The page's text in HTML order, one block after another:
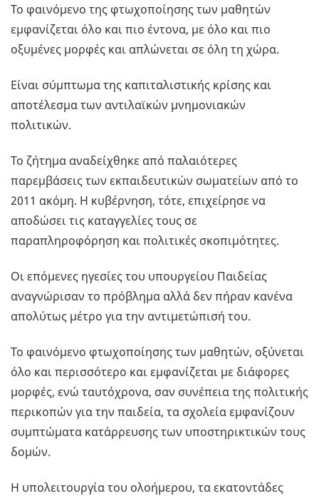
Το φαινόμενο της φτωχοποίησης των μαθητών
εμφανίζεται όλο και πιο έντονα, με όλο και πιο
οξυμένες μορφές και απλώνεται σε όλη τη χώρα.
Είναι σύμπτωμα της καπιταλιστικής κρίσης και
αποτέλεσμα των αντιλαϊκών μνημονιακών
πολιτικών.
Το ζήτημα αναδείχθηκε από παλαιότερες
παρεμβάσεις των εκπαιδευτικών σωματείων από το
2011 ακόμη. Η κυβέρνηση, τότε, επιχείρησε να
αποδώσει τις καταγγελίες τους σε
παραπληροφόρηση και πολιτικές σκοπιμότητες.
Οι επόμενες ηγεσίες του υπουργείου Παιδείας
αναγνώρισαν το πρόβλημα αλλά δεν πήραν κανένα
απολύτως μέτρο για την αντιμετώπισή του.
Το φαινόμενο φτωχοποίησης των μαθητών, οξύνεται
όλο και περισσότερο και εμφανίζεται με διάφορες
μορφές, ενώ ταυτόχρονα, σαν συνέπεια της πολιτικής
περικοπών για την παιδεία, τα σχολεία εμφανίζουν
συμπτώματα κατάρρευσης των υποστηρικτικών τους
δομών.
Η υπολειτουργία του ολοήμερου, τα εκατοντάδες